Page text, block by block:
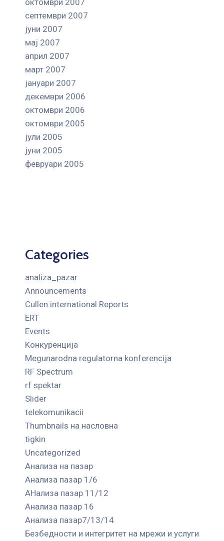
септември 2007
јуни 2007
мај 2007
април 2007
март 2007
јануари 2007
декември 2006
октомври 2006
октомври 2005
јули 2005
јуни 2005
февруари 2005
Categories
analiza_pazar
Announcements
Cullen international Reports
ERT
Events
Kонкуренција
Megunarodna regulatorna konferencija
RF Spectrum
rf spektar
Slider
telekomunikacii
Thumbnails на насловна
tigkin
Uncategorized
Анализа на пазар
Анализа пазар 1/6
АНализа пазар 11/12
Анализа пазар 16
Анализа пазар7/13/14
Безбедности и интегритет на мрежи и услуги